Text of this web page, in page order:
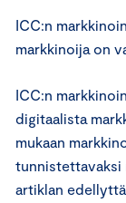
ICC:n
markkinoija on
ICC:n
digitaalista
mukaan
tunnistettavaksi
artiklan